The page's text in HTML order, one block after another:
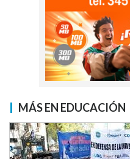
MÁS EN EDUCACIÓN